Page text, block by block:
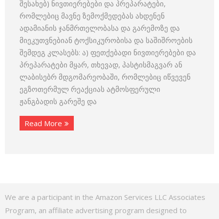
შესახებ) ნივთიერებები და პრეპარატები,
რომლებიც მავნე ზემოქმედებას ახდენენ
ადამიანის ჯანმრთელობასა და გარემოზე და
მიეკუთვნებიან ტოქსიკურობისა და საშიშროების
შემდეგ კლასებს: ა) ფეთქებადი ნივთიერებები და
პრეპარატები მყარ, თხევად, პასტისმაგვარ ან
ლაბისებრ მდგომარეობაში, რომლებიც იწვევენ
ეგზოთერმულ რეაქციას ატმოსფერული
ჟანგბადის გარეშე და
Read More
We are a participant in the Amazon Services LLC Associates
Program, an affiliate advertising program designed to